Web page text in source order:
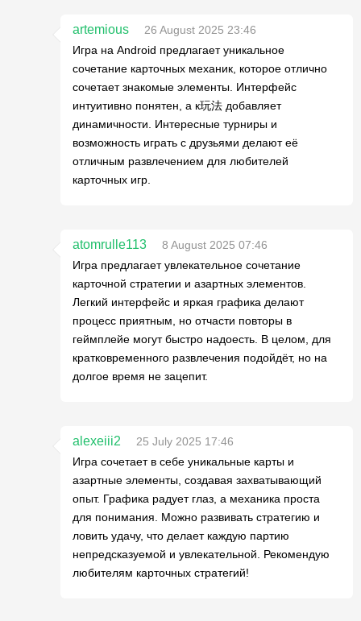
artemious
26 August 2025 23:46
Игра на Android предлагает уникальное
сочетание карточных механик, которое отлично
сочетает знакомые элементы. Интерфейс
интуитивно понятен, а к玩法 добавляет
динамичности. Интересные турниры и
возможность играть с друзьями делают её
отличным развлечением для любителей
карточных игр.
atomrulle113
8 August 2025 07:46
Игра предлагает увлекательное сочетание
карточной стратегии и азартных элементов.
Легкий интерфейс и яркая графика делают
процесс приятным, но отчасти повторы в
геймплейе могут быстро надоесть. В целом, для
кратковременного развлечения подойдёт, но на
долгое время не зацепит.
alexeiii2
25 July 2025 17:46
Игра сочетает в себе уникальные карты и
азартные элементы, создавая захватывающий
опыт. Графика радует глаз, а механика проста
для понимания. Можно развивать стратегию и
ловить удачу, что делает каждую партию
непредсказуемой и увлекательной. Рекомендую
любителям карточных стратегий!